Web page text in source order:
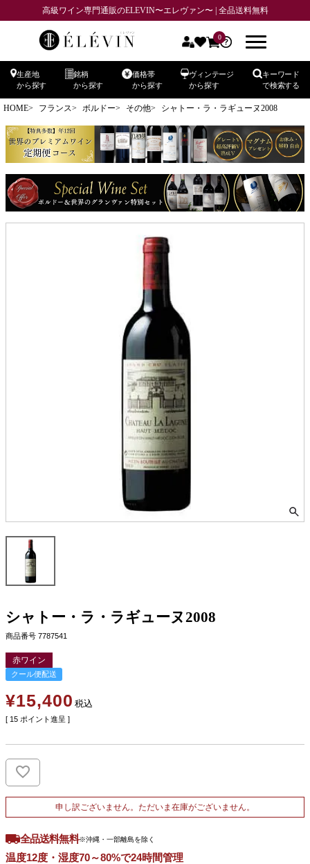
高級ワイン専門通販のELEVIN〜エレヴァン〜 | 全品送料無料
0
生産地
から探す
銘柄
から探す
価格帯
から探す
ヴィンテージ
から探す
キーワード
で検索する
HOME フランス ボルドー その他 シャトー・ラ・ラギューヌ2008
シャトー・ラ・ラギューヌ2008
商品番号 7787541
赤ワイン
クール便配送
¥15,400 税込
[ 15 ポイント進呈 ]
申し訳ございません。ただいま在庫がございません。
全品送料無料※沖縄・一部離島を除く
温度12度・湿度70～80%で24時間管理